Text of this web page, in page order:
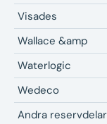
Andra reservdelar
Visades
Wallace &amp
Waterlogic
Wedeco